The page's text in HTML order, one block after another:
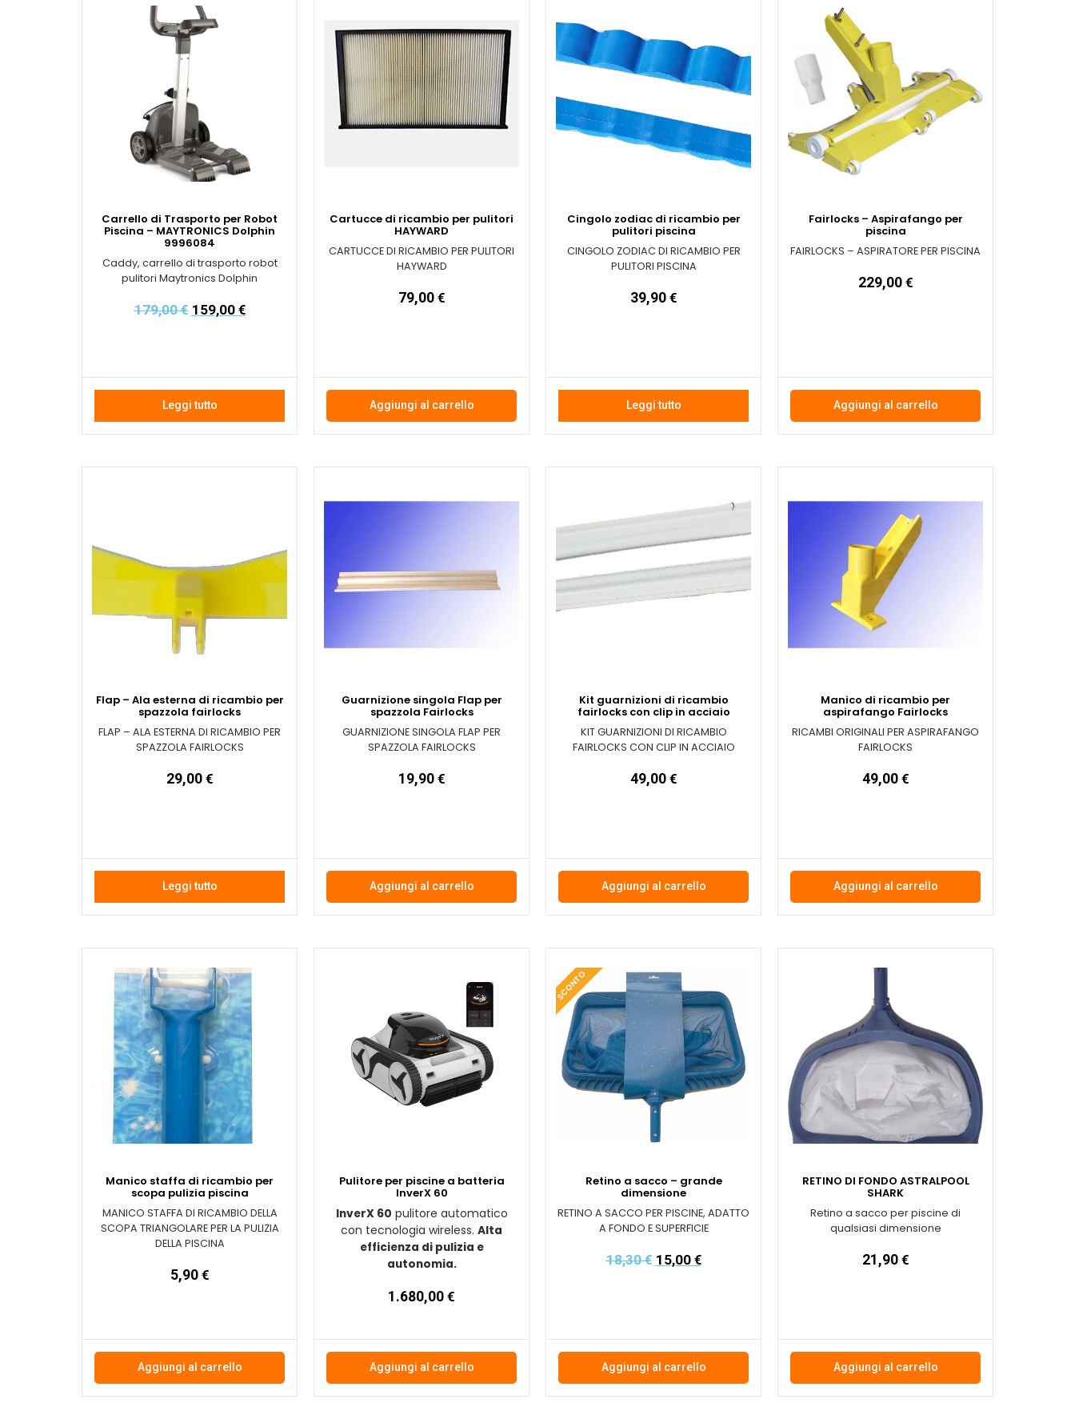
Carrello di Trasporto per Robot
Piscina – MAYTRONICS Dolphin
9996084
Caddy, carrello di trasporto robot
pulitori Maytronics Dolphin
179,00€ 159,00 €
Leggi tutto
Cartucce di ricambio per pulitori
HAYWARD
CARTUCCE DI RICAMBIO PER PULITORI
HAYWARD
79,00 €
Aggiungi al carrello
Cingolo zodiac di ricambio per
pulitori piscina
CINGOLO ZODIAC DI RICAMBIO PER
PULITORI PISCINA
39,90 €
Leggi tutto
Fairlocks – Aspirafango per
piscina
FAIRLOCKS – ASPIRATORE PER PISCINA
229,00 €
Aggiungi al carrello
Flap – Ala esterna di ricambio per
spazzola fairlocks
FLAP – ALA ESTERNA DI RICAMBIO PER
SPAZZOLA FAIRLOCKS
29,00 €
Leggi tutto
Guarnizione singola Flap per
spazzola Fairlocks
GUARNIZIONE SINGOLA FLAP PER
SPAZZOLA FAIRLOCKS
19,90 €
Aggiungi al carrello
Kit guarnizioni di ricambio
fairlocks con clip in acciaio
KIT GUARNIZIONI DI RICAMBIO
FAIRLOCKS CON CLIP IN ACCIAIO
49,00 €
Aggiungi al carrello
Manico di ricambio per
aspirafango Fairlocks
RICAMBI ORIGINALI PER ASPIRAFANGO
FAIRLOCKS
49,00 €
Aggiungi al carrello
Manico staffa di ricambio per
scopa pulizia piscina
MANICO STAFFA DI RICAMBIO DELLA
SCOPA TRIANGOLARE PER LA PULIZIA
DELLA PISCINA
5,90 €
Aggiungi al carrello
Pulitore per piscine a batteria
InverX 60
InverX 60 pulitore automatico
con tecnologia wireless. Alta
efficienza di pulizia e
autonomia.
1.680,00 €
Aggiungi al carrello
SCONTO
Retino a sacco – grande
dimensione
RETINO A SACCO PER PISCINE, ADATTO
A FONDO E SUPERFICIE
18,30€ 15,00 €
Aggiungi al carrello
RETINO DI FONDO ASTRALPOOL
SHARK
Retino a sacco per piscine di
qualsiasi dimensione
21,90 €
Aggiungi al carrello